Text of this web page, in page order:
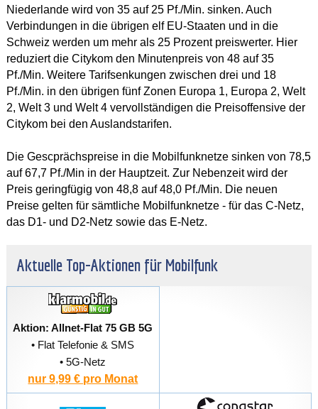
Niederlande wird von 35 auf 25 Pf./Min. sinken. Auch
Verbindungen in die übrigen elf EU-Staaten und in die
Schweiz werden um mehr als 25 Prozent preiswerter. Hier
reduziert die Citykom den Minutenpreis von 48 auf 35
Pf./Min. Weitere Tarifsenkungen zwischen drei und 18
Pf./Min. in den übrigen fünf Zonen Europa 1, Europa 2, Welt
2, Welt 3 und Welt 4 vervollständigen die Preisoffensive der
Citykom bei den Auslandstarifen.
Die Gescprächspreise in die Mobilfunknetze sinken von 78,5
auf 67,7 Pf./Min in der Hauptzeit. Zur Nebenzeit wird der
Preis geringfügig von 48,8 auf 48,0 Pf./Min. Die neuen
Preise gelten für sämtliche Mobilfunknetze - für das C-Netz,
das D1- und D2-Netz sowie das E-Netz.
Aktuelle Top-Aktionen für Mobilfunk
Aktion: Allnet-Flat 75 GB 5G
• Flat Telefonie & SMS
• 5G-Netz
nur 9,99 € pro Monat